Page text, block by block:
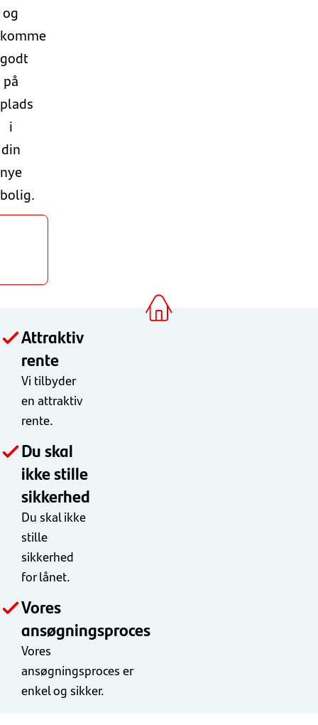
og
komme
godt
på
plads
i
din
nye
bolig.
Attraktiv
rente
Vi tilbyder
en attraktiv
rente.
Du skal
ikke stille
sikkerhed
Du skal ikke
stille
sikkerhed
for lånet.
Vores
ansøgningsproces
Vores
ansøgningsproces er
enkel og sikker.